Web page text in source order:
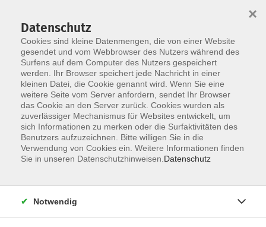
Skip to main content
Der Kurs konnte nicht gefunden werden.
Datenschutz
Cookies sind kleine Datenmengen, die von einer Website
gesendet und vom Webbrowser des Nutzers während des
Surfens auf dem Computer des Nutzers gespeichert
werden. Ihr Browser speichert jede Nachricht in einer
kleinen Datei, die Cookie genannt wird. Wenn Sie eine
weitere Seite vom Server anfordern, sendet Ihr Browser
das Cookie an den Server zurück. Cookies wurden als
zuverlässiger Mechanismus für Websites entwickelt, um
sich Informationen zu merken oder die Surfaktivitäten des
Benutzers aufzuzeichnen. Bitte willigen Sie in die
Verwendung von Cookies ein. Weitere Informationen finden
Sie in unseren Datenschutzhinweisen. Datenschutz
×
Notwendig